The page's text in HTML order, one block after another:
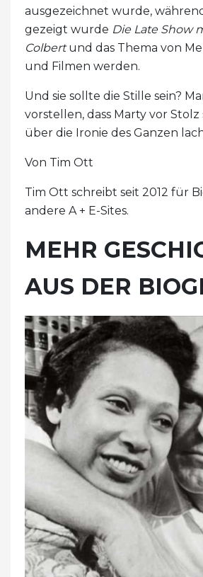
ausgezeichnet wurde,
gezeigt wurde Die Late Show
Colbertund das Thema von
und Filmen werden.
Und sie sollte die Stille sein?
vorstellen, dass Marty vor
über die Ironie des Ganzen
Von Tim Ott
Tim Ott schreibt seit 2012 für
andere A + E-Sites.
MEHR
AUS DER